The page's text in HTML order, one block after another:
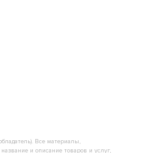
Все материалы,
и описание товаров и услуг,